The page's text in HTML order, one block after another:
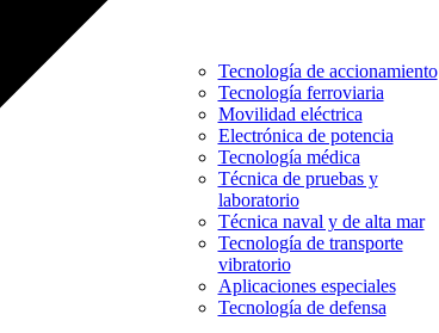
Tecnología de accionamiento
Tecnología ferroviaria
Movilidad eléctrica
Electrónica de potencia
Tecnología médica
Técnica de pruebas y
laboratorio
Técnica naval y de alta mar
Tecnología de transporte
vibratorio
Aplicaciones especiales
Tecnología de defensa